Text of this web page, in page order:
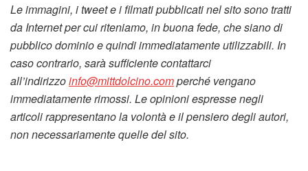
Le immagini, i tweet e i filmati pubblicati nel sito sono tratti
da Internet per cui riteniamo, in buona fede, che siano di
pubblico dominio e quindi immediatamente utilizzabili. In
caso contrario, sarà sufficiente contattarci
all’indirizzoinfo@mittdolcino.comperché vengano
immediatamente rimossi. Le opinioni espresse negli
articoli rappresentano la volontà e il pensiero degli autori,
non necessariamente quelle del sito.